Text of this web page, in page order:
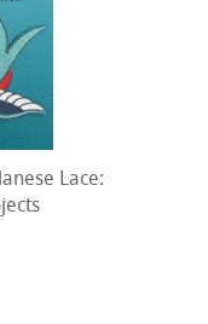
Lace: